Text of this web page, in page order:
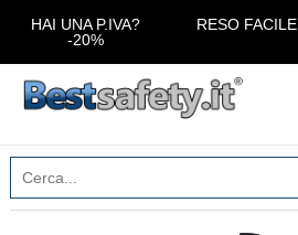
HAI UNA P.IVA?
-20%
RESO FACILE